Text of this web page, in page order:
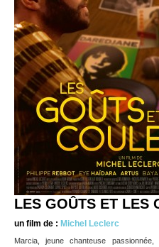
LES GOÛTS ET LES
un film de : Michel Leclerc
Marcia, jeune chanteuse